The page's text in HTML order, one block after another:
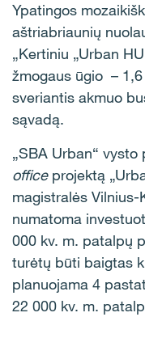
Ypatingos
aštriabriaunių
„Kertiniu „Urban
žmogaus ūgio –
sveriantis akmuo
sąvadą.
„SBA Urban“
officeprojektą
magistralės
numatoma
000 kv. m. patalpų
turėtų būti baigtas
planuojama 4
22 000 kv. m.